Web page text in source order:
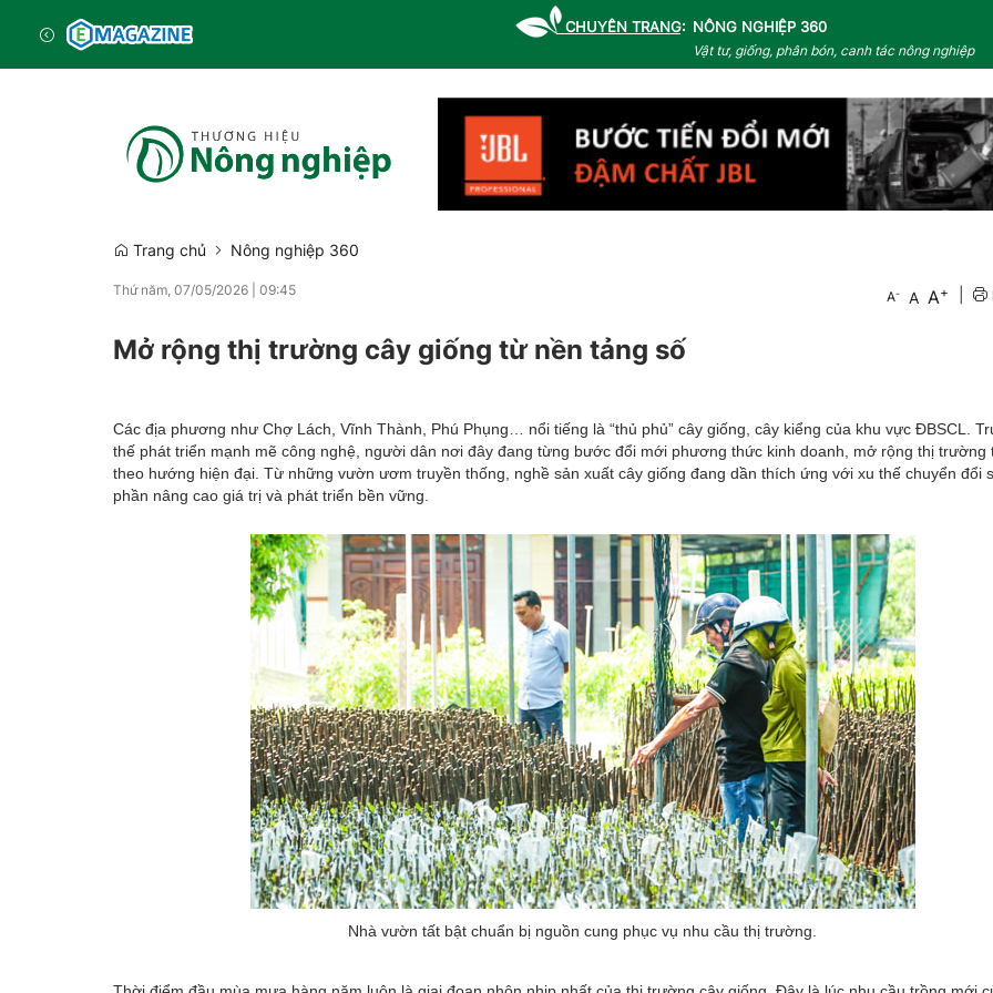
CHUYÊN TRANG: NÔNG NGHIỆP 360
Vật tư, giống, phân bón, canh tác nông nghiệp
Trang chủ Nông nghiệp 360
Thứ năm, 07/05/2026 09:45 A- A A+
Mở rộng thị trường cây giống từ nền tảng số
Các địa phương như Chợ Lách, Vĩnh Thành, Phú Phụng… nổi tiếng là “thủ phủ” cây giống, cây kiểng của khu vực ĐBSCL.
thế phát triển mạnh mẽ công nghệ, người dân nơi đây đang từng bước đổi mới phương thức kinh doanh, mở rộng thị trường
theo hướng hiện đại. Từ những vườn ươm truyền thống, nghề sản xuất cây giống đang dần thích ứng với xu thế chuyển đổi
phần nâng cao giá trị và phát triển bền vững.
Nhà vườn tất bật chuẩn bị nguồn cung phục vụ nhu cầu thị trường.